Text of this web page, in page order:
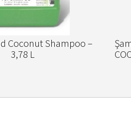
Coconut Shampoo –
3,78 L